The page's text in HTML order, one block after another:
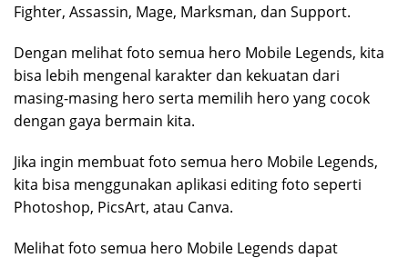
Fighter, Assassin, Mage, Marksman, dan Support.
Dengan melihat foto semua hero Mobile Legends, kita
bisa lebih mengenal karakter dan kekuatan dari
masing-masing hero serta memilih hero yang cocok
dengan gaya bermain kita.
Jika ingin membuat foto semua hero Mobile Legends,
kita bisa menggunakan aplikasi editing foto seperti
Photoshop, PicsArt, atau Canva.
Melihat foto semua hero Mobile Legends dapat